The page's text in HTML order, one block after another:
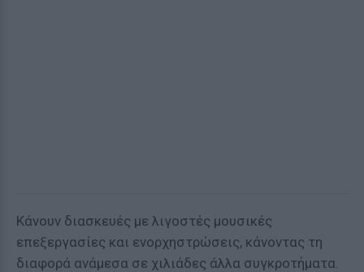
Κάνουν διασκευές με λιγοστές μουσικές
επεξεργασίες και ενορχηστρώσεις, κάνοντας τη
διαφορά ανάμεσα σε χιλιάδες άλλα συγκροτήματα.